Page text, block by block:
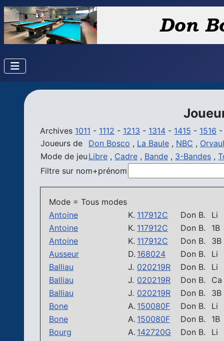
Archives 1011 - 1112 - 1213 - 1314 - 1415 - 1516
Joueurs de
Don Bosco , La Baule , NBC ,
Mode de jeu Libre , Cadre , Bande , 3-Bandes ,
Filtre sur nom+prénom
Mode = Tous modes
Antoine
K. 117912C Don B. Li
Antoine
K. 117912C Don B. 1B
Antoine
K. 117912C Don B. 3B
Ausseur
D. 168024 Don B. Li
Balliau
J. 020219R Don B. Li
Balliau
J. 020219R Don B. Ca
Balliau
J. 020219R Don B. 3B
Bone
A. 150080F Don B. Li
Bone
A. 150080F Don B. 1B
Bourg
A. 142720G Don B. Li